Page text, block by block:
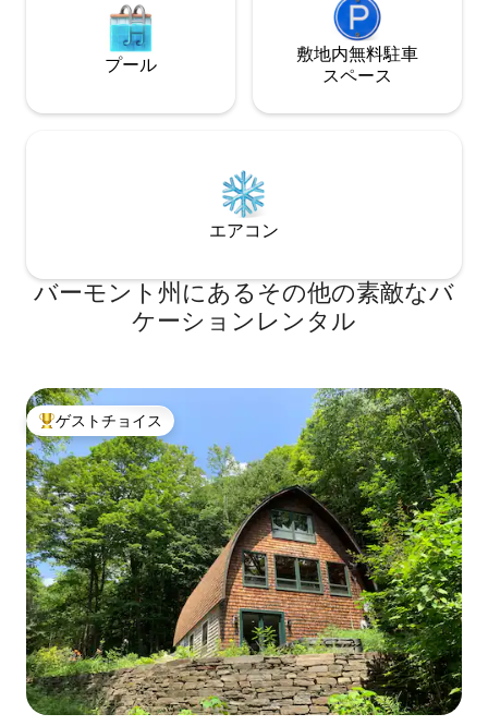
プール
敷地内無料駐⁠車
ス⁠ペ⁠ー⁠ス
エアコン
バーモント州にあるその他の素敵なバ
ケーションレンタル
大好評のゲストチョイスです。
ゲストチョイス